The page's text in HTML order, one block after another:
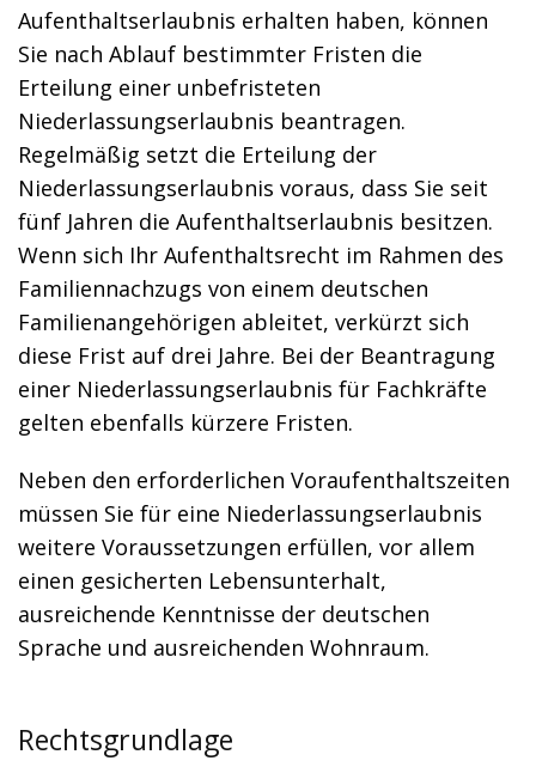
Aufenthaltserlaubnis erhalten haben, können
Sie nach Ablauf bestimmter Fristen die
Erteilung einer unbefristeten
Niederlassungserlaubnis beantragen.
Regelmäßig setzt die Erteilung der
Niederlassungserlaubnis voraus, dass Sie seit
fünf Jahren die Aufenthaltserlaubnis besitzen.
Wenn sich Ihr Aufenthaltsrecht im Rahmen des
Familiennachzugs von einem deutschen
Familienangehörigen ableitet, verkürzt sich
diese Frist auf drei Jahre. Bei der Beantragung
einer Niederlassungserlaubnis für Fachkräfte
gelten ebenfalls kürzere Fristen.
Neben den erforderlichen Voraufenthaltszeiten
müssen Sie für eine Niederlassungserlaubnis
weitere Voraussetzungen erfüllen, vor allem
einen gesicherten Lebensunterhalt,
ausreichende Kenntnisse der deutschen
Sprache und ausreichenden Wohnraum.
Rechtsgrundlage